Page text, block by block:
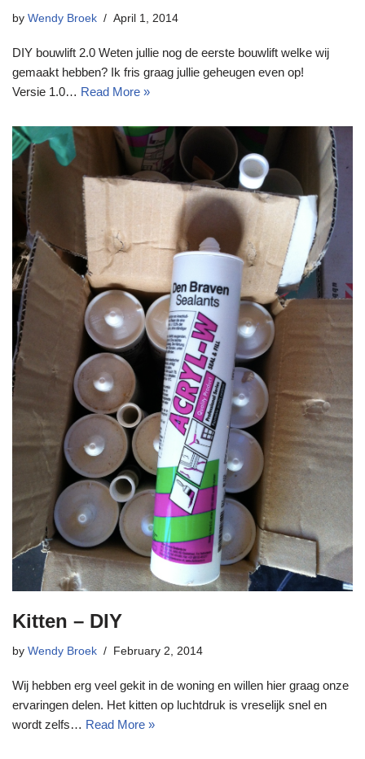
by Wendy Broek April 1, 2014
DIY bouwlift 2.0 Weten jullie nog de eerste bouwlift welke wij
gemaakt hebben? Ik fris graag jullie geheugen even op!
Versie 1.0… Read More »
Kitten – DIY
by Wendy Broek February 2, 2014
Wij hebben erg veel gekit in de woning en willen hier graag onze
ervaringen delen. Het kitten op luchtdruk is vreselijk snel en
wordt zelfs… Read More »